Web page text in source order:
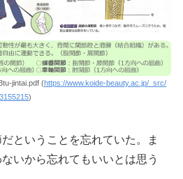
jintai.pdf (https://www.koide-beauty.ac.jp/_src/
)
ということを忘れていた。ま
いから忘れてもいいとは思う